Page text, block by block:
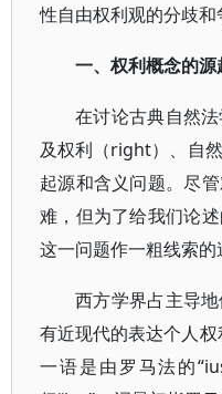
性自由权利观的分歧和
一、权利概念的
在讨论古典自然
及权利（right）、自
起源和含义问题。尽
难，但为了给我们论
这一问题作一粗线索的
西方学界占主导
有近现代的表达个人
一语是由罗马法的